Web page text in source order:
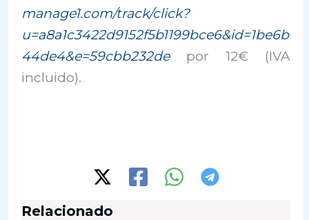
manage1.com/track/click?
u=a8a1c3422d9152f5b1199bce6&id=1be6b
44de4&e=59cbb232de por 12€ (IVA
incluido).
Relacionado